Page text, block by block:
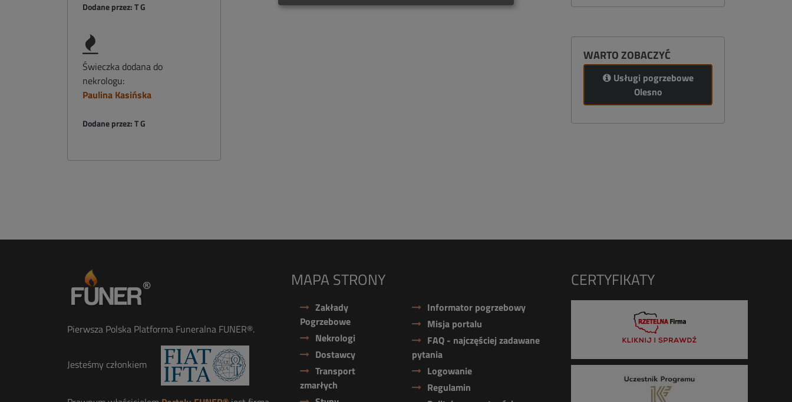
Dodane przez: T G
Świeczka dodana do
nekrologu:
Paulina Kasińska
Dodane przez: T G
WARTO ZOBACZYĆ
Usługi pogrzebowe
Olesno
Pierwsza Polska Platforma Funeralna FUNER®.
Jesteśmy członkiem
MAPA STRONY
Zakłady
Pogrzebowe
Nekrologi
Dostawcy
Transport
zmarłych
Informator pogrzebowy
Misja portalu
FAQ - najczęściej zadawane
pytania
Logowanie
Regulamin
CERTYFIKATY